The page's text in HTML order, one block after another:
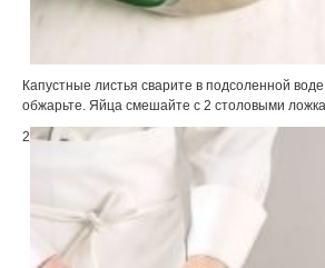
Капустные листья сварите в подсоленной
обжарьте. Яйца смешайте с 2 столовыми
2